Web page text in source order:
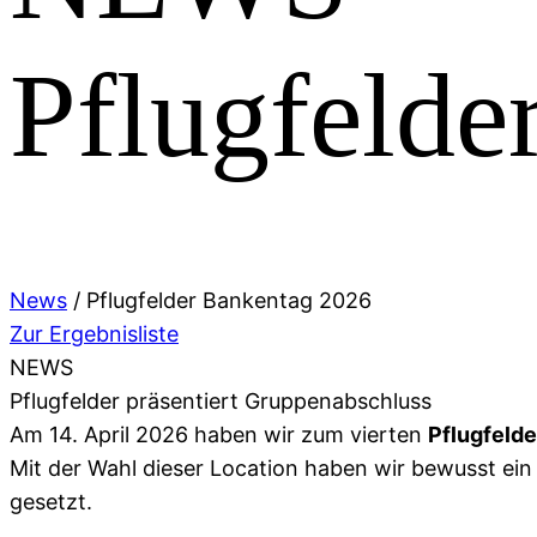
News / Pflugfelder Bankentag 2026
Zur Ergebnisliste
NEWS
Pflugfelder präsentiert Gruppenabschluss
Am 14. April 2026 haben wir zum vierten
Mit der Wahl dieser Location haben wir bewusst
gesetzt.